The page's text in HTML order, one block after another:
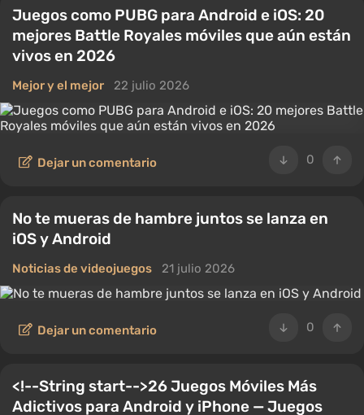
Juegos como PUBG para Android e iOS: 20
mejores Battle Royales móviles que aún están
vivos en 2026
Mejor y el mejor 22 julio 2026
0
Dejar un comentario
No te mueras de hambre juntos se lanza en
iOS y Android
Noticias de videojuegos 21 julio 2026
0
Dejar un comentario
<!--String start-->26 Juegos Móviles Más
Adictivos para Android y iPhone — Juegos